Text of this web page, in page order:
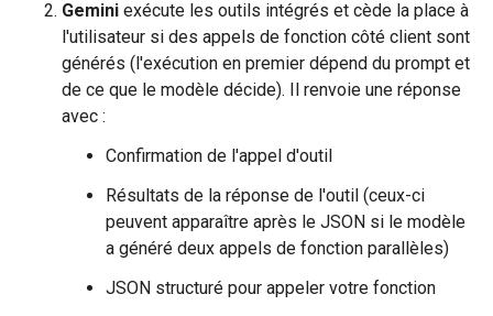
Gemini exécute les outils intégrés et cède la place à
l'utilisateur si des appels de fonction côté client sont
générés (l'exécution en premier dépend du prompt et
de ce que le modèle décide). Il renvoie une réponse
avec :
Confirmation de l'appel d'outil
Résultats de la réponse de l'outil (ceux-ci
peuvent apparaître après le JSON si le modèle
a généré deux appels de fonction parallèles)
JSON structuré pour appeler votre fonction